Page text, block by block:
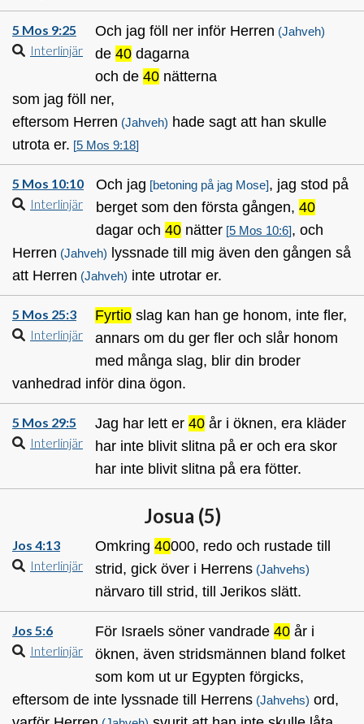
5 Mos 9:25
Interlinjär
Och jag föll ner inför Herren (Jahveh)
de 40 dagarna
och de 40 nätterna
som jag föll ner,
eftersom Herren (Jahveh) hade sagt att han skulle
utrota er. [5 Mos 9:18]
5 Mos 10:10
Interlinjär
Och jag [betoning på jag Mose], jag stod på
berget som den första gången, 40
dagar och 40 nätter [5 Mos 10:6], och
Herren (Jahveh) lyssnade till mig även den gången så
att Herren (Jahveh) inte utrotar er.
5 Mos 25:3
Interlinjär
Fyrtio slag kan han ge honom, inte fler,
annars om du ger fler och slår honom
med många slag, blir din broder
vanhedrad inför dina ögon.
5 Mos 29:5
Interlinjär
Jag har lett er 40 år i öknen, era kläder
har inte blivit slitna på er och era skor
har inte blivit slitna på era fötter.
Josua (5)
Jos 4:13
Interlinjär
Omkring 40000, redo och rustade till
strid, gick över i Herrens (Jahvehs)
närvaro till strid, till Jerikos slätt.
Jos 5:6
Interlinjär
För Israels söner vandrade 40 år i
öknen, även stridsmännen bland folket
som kom ut ur Egypten förgicks,
eftersom de inte lyssnade till Herrens (Jahvehs) ord,